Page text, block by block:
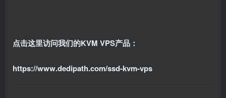
点击这里访问我们的KVM VPS产品：
https://www.dedipath.com/ssd-kvm-vps